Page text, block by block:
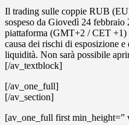
Il trading sulle coppie RUB
sospeso da Giovedì 24 febbraio
piattaforma (GMT+2 / CET +1)
causa dei rischi di esposizione e
liquidità. Non sarà possibile
[/av_textblock]
[/av_one_full]
[/av_section]
[av_one_full first min_height=”